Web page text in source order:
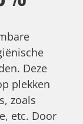
Deze
plekken
zoals
etc. Door